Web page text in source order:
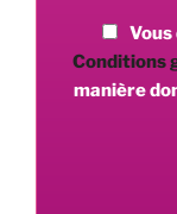
Conditions
manière